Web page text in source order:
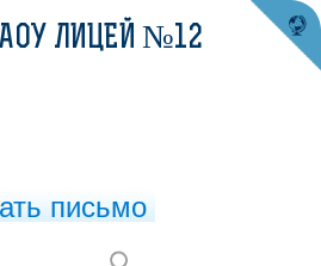
ЛИЦЕЙ №12
письмо